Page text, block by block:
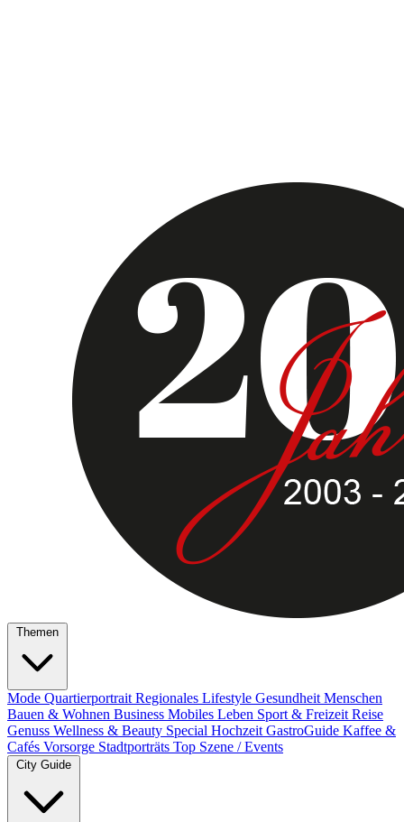
Themen
Mode Quartierportrait Regionales Lifestyle Gesundheit Menschen
Bauen & Wohnen Business Mobiles Leben Sport & Freizeit Reise
Genuss Wellness & Beauty Special Hochzeit GastroGuide Kaffee &
Cafés Vorsorge Stadtporträts Top Szene / Events
City Guide